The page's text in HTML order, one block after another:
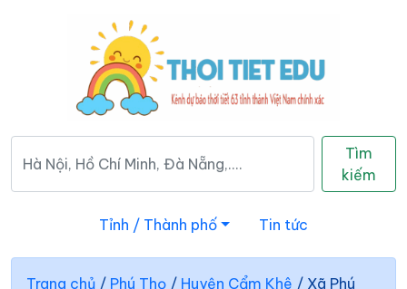
Tìm
kiếm
Tỉnh / Thành phố Tin tức
Trang chủ / Phú Thọ / Huyện Cẩm Khê / Xã Phú